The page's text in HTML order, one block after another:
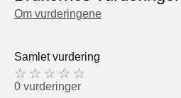
Om vurderingene
Samlet vurdering
0 vurderinger